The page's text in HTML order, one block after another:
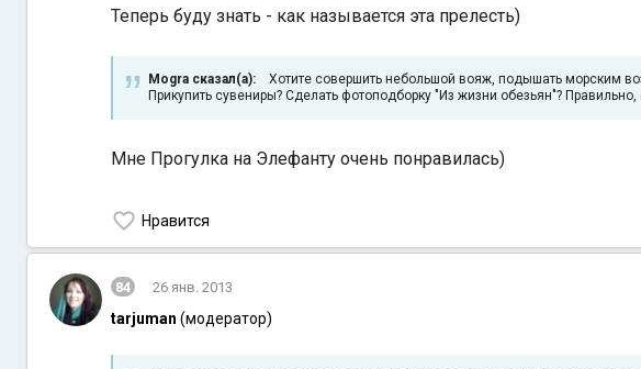
Теперь буду знать - как называется эта прелесть)
Mogra сказал(а): Хотите совершить небольшой вояж, подышать морским
Прикупить сувениры? Сделать фотоподборку "Из жизни обезьян"?
Мне Прогулка на Элефанту очень понравилась)
Нравится
84 26 янв. 2013
tarjuman (модератор)